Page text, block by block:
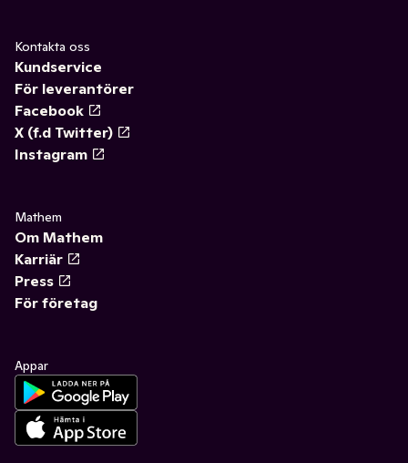
Kontakta oss
Kundservice
För leverantörer
Facebook
X (f.d Twitter)
Instagram
Mathem
Om Mathem
Karriär
Press
För företag
Appar